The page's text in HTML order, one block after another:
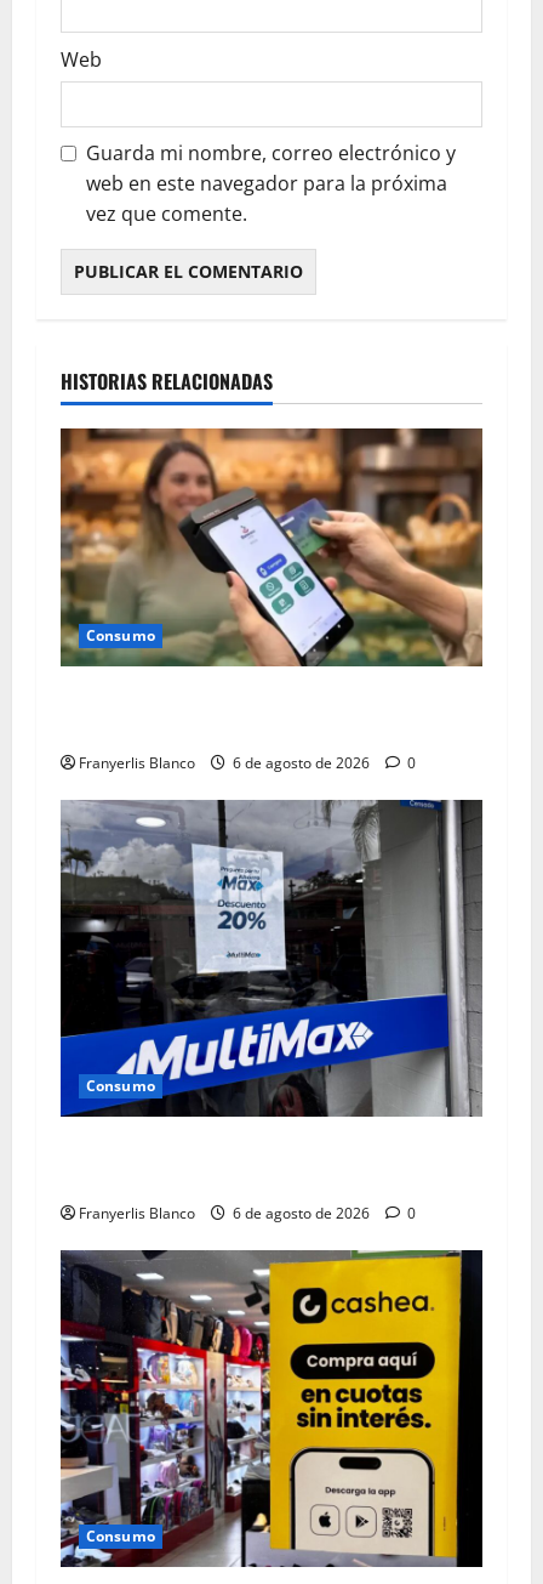
Web
Guarda mi nombre, correo electrónico y
web en este navegador para la próxima
vez que comente.
HISTORIAS RELACIONADAS
Consumo
Franyerlis Blanco 6 de agosto de 2026 0
Consumo
Franyerlis Blanco 6 de agosto de 2026 0
Consumo